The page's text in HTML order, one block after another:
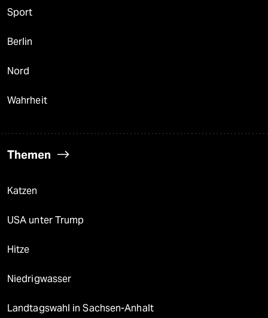
Sport
Berlin
Nord
Wahrheit
Themen
Katzen
USA unter Trump
Hitze
Niedrigwasser
Landtagswahl in Sachsen-Anhalt